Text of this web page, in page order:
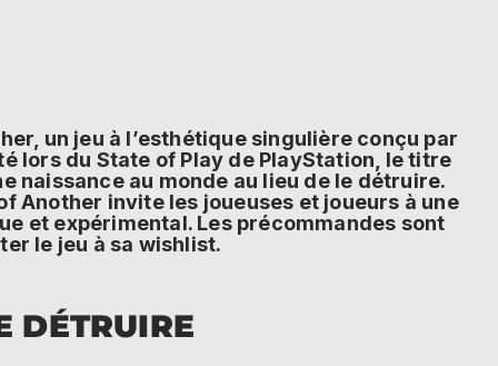
un jeu à l’esthétique singulière conçu par
lors du State of Play de PlayStation, le titre
naissance au monde au lieu de le détruire.
Another invite les joueuses et joueurs à une
et expérimental. Les précommandes sont
le jeu à sa wishlist.
DÉTRUIRE